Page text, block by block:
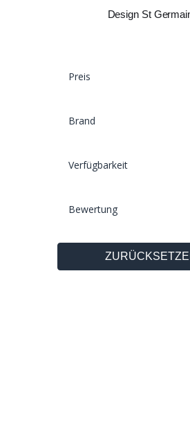
Design St
Preis
Brand
Verfügbarkeit
Bewertung